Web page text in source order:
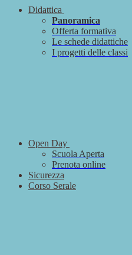
Didattica
Panoramica
Offerta formativa
Le schede didattiche
I progetti delle classi
Open Day
Scuola Aperta
Prenota online
Sicurezza
Corso Serale